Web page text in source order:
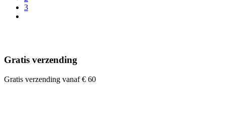
3
Gratis verzending
Gratis verzending vanaf € 60